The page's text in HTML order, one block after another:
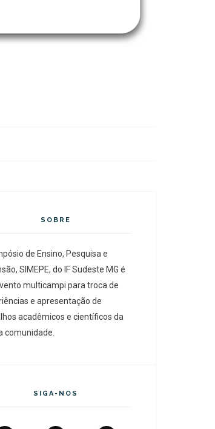
SOBRE
de Ensino, Pesquisa e
SIMEPE, do IF Sudeste MG é
multicampi para troca de
e apresentação de
acadêmicos e científicos da
comunidade.
SIGA-NOS